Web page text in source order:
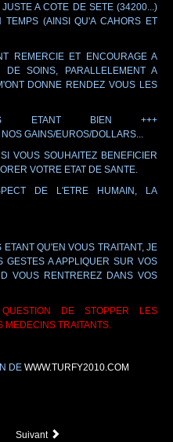
A COTE DE SETE (34200...)
(AINSI QU'A CAHORS ET
REMERCIE ET ENCOURAGE A
DE SOINS, PARALLELEMENT A
DONNE RENDEZ VOUS LES
ETANT BIEN +++
GAINS/EUROS/DOLLARS...
VOUS SOUHAITEZ BENEFICIER
VOTRE ETAT DE SANTE.
DE L'ETRE HUMAIN, LA
QU'EN VOUS TRAITANT, JE
GESTES A APPLIQUER SUR VOS
VOUS RENTREREZ DANS VOS
DE STOPPER LES
MEDECINS TRAITANTS.
DE WWW.TURFY2010.COM
Suivant